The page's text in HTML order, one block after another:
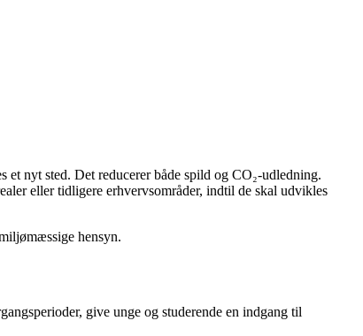
nyt sted. Det reducerer både spild og CO₂-udledning.
eller tidligere erhvervsområder, indtil de skal udvikles
hensyn.
give unge og studerende en indgang til